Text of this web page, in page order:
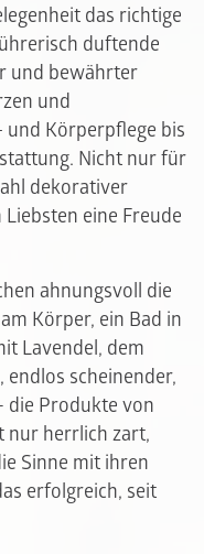
das richtige
duftende
und bewährter
und
und Körperpflege bis
Nicht nur für
dekorativer
eine Freude
ahnungsvoll die
Körper, ein Bad in
Lavendel, dem
scheinender,
die Produkte von
nur herrlich zart,
Sinne mit ihren
erfolgreich, seit